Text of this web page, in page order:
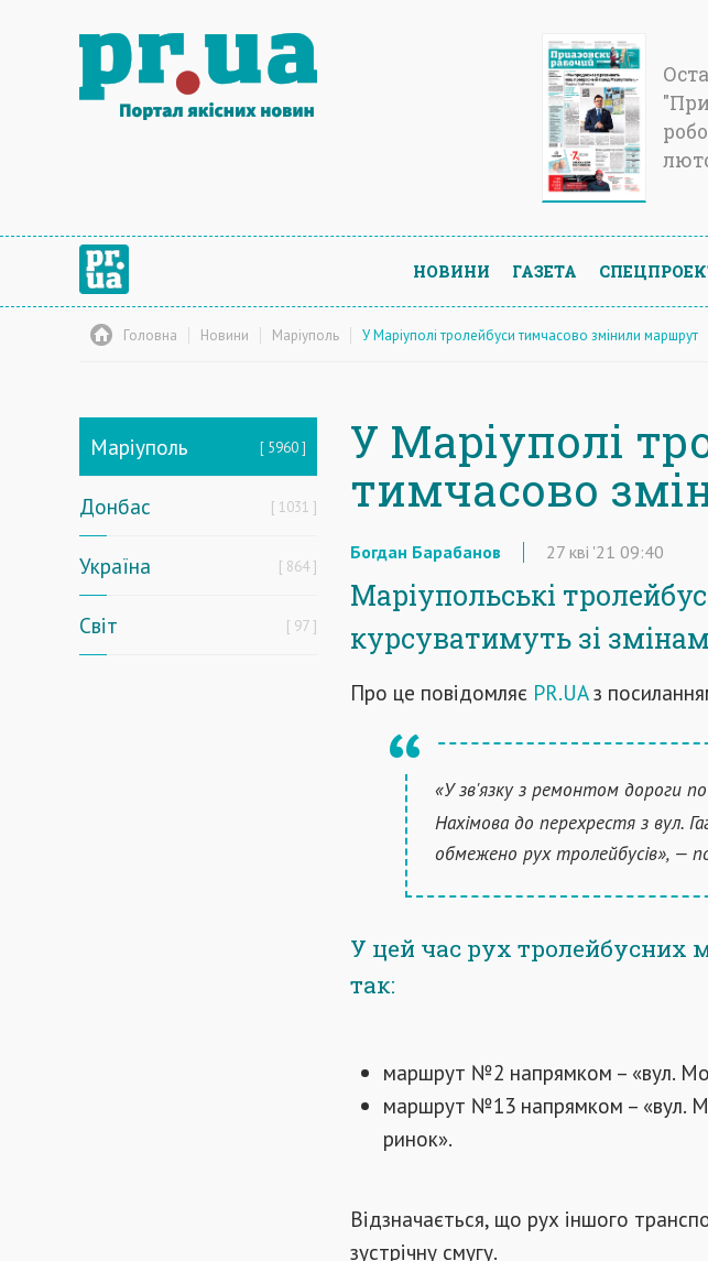
НОВИНИ ГАЗЕТА
Головна Новини Маріуполь У Маріуполі тролейбуси тимчасово змінили маршрут
Маріуполь 5960
Донбас 1031
Україна 864
Світ 97
У Маріуполі
тимчасово
Богдан Барабанов 27 кві '21 09:40
Маріупольські
курсуватимуть зі
Про це повідомляє PR.UAз
«У зв'язку з ремонтом дороги
Нахімова до перехрестя з вул.
обмежено рух тролейбусів», —
У цей час рух тролейбусних
так:
маршрут №2 напрямком – «вул.
маршрут №13 напрямком – «вул.
ринок».
Відзначається, що рух іншого
зустрічну смугу.